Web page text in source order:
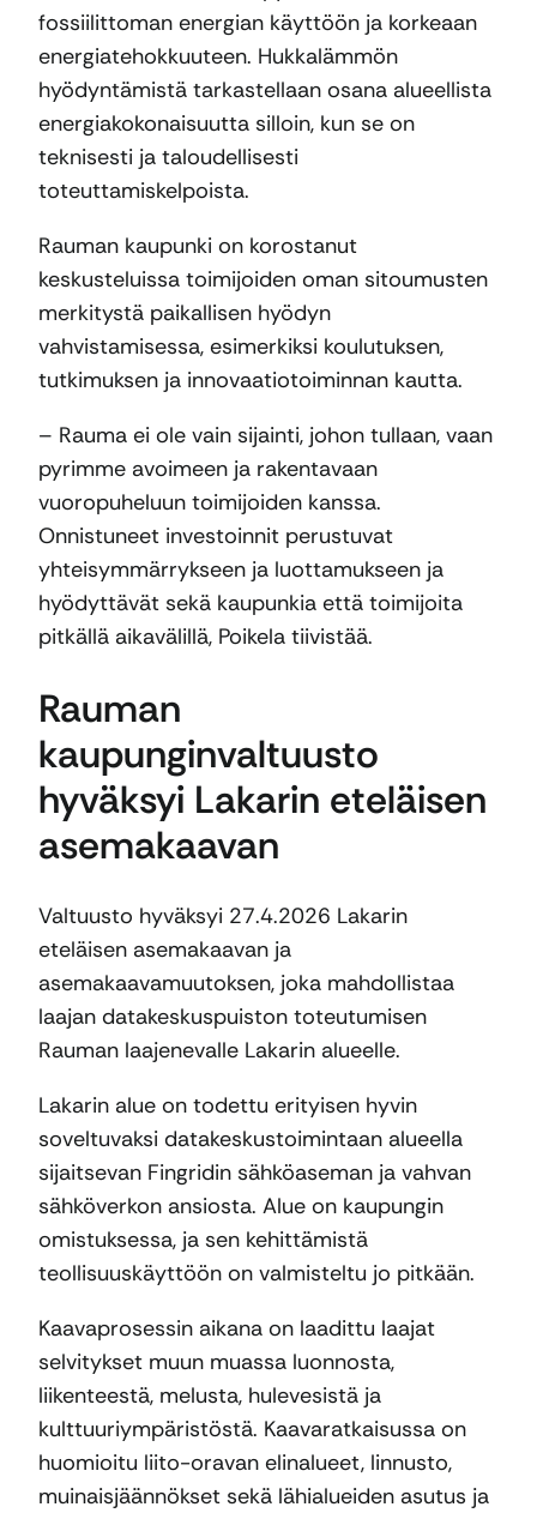
fossiilittoman energian käyttöön ja korkeaan
energiatehokkuuteen. Hukkalämmön
hyödyntämistä tarkastellaan osana alueellista
energiakokonaisuutta silloin, kun se on
teknisesti ja taloudellisesti
toteuttamiskelpoista.
Rauman kaupunki on korostanut
keskusteluissa toimijoiden oman sitoumusten
merkitystä paikallisen hyödyn
vahvistamisessa, esimerkiksi koulutuksen,
tutkimuksen ja innovaatiotoiminnan kautta.
– Rauma ei ole vain sijainti, johon tullaan, vaan
pyrimme avoimeen ja rakentavaan
vuoropuheluun toimijoiden kanssa.
Onnistuneet investoinnit perustuvat
yhteisymmärrykseen ja luottamukseen ja
hyödyttävät sekä kaupunkia että toimijoita
pitkällä aikavälillä, Poikela tiivistää.
Rauman
kaupunginvaltuusto
hyväksyi Lakarin eteläisen
asemakaavan
Valtuusto hyväksyi 27.4.2026 Lakarin
eteläisen asemakaavan ja
asemakaavamuutoksen, joka mahdollistaa
laajan datakeskuspuiston toteutumisen
Rauman laajenevalle Lakarin alueelle.
Lakarin alue on todettu erityisen hyvin
soveltuvaksi datakeskustoimintaan alueella
sijaitsevan Fingridin sähköaseman ja vahvan
sähköverkon ansiosta. Alue on kaupungin
omistuksessa, ja sen kehittämistä
teollisuuskäyttöön on valmisteltu jo pitkään.
Kaavaprosessin aikana on laadittu laajat
selvitykset muun muassa luonnosta,
liikenteestä, melusta, hulevesistä ja
kulttuuriympäristöstä. Kaavaratkaisussa on
huomioitu liito-oravan elinalueet, linnusto,
muinaisjäännökset sekä lähialueiden asutus ja